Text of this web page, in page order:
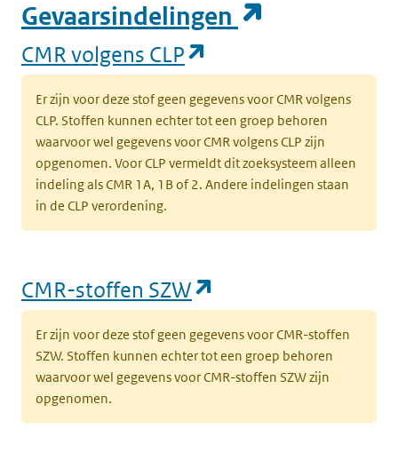
Gevaarsindelingen
CMR volgens CLP
Er zijn voor deze stof geen gegevens voor CMR volgens
CLP. Stoffen kunnen echter tot een groep behoren
waarvoor wel gegevens voor CMR volgens CLP zijn
opgenomen. Voor CLP vermeldt dit zoeksysteem alleen
indeling als CMR 1A, 1B of 2. Andere indelingen staan
in de CLP verordening.
CMR-stoffen SZW
Er zijn voor deze stof geen gegevens voor CMR-stoffen
SZW. Stoffen kunnen echter tot een groep behoren
waarvoor wel gegevens voor CMR-stoffen SZW zijn
opgenomen.